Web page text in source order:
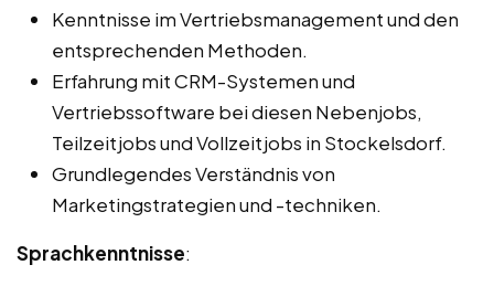
Kenntnisse im Vertriebsmanagement und den
entsprechenden Methoden.
Erfahrung mit CRM-Systemen und
Vertriebssoftware bei diesen Nebenjobs,
Teilzeitjobs und Vollzeitjobs in Stockelsdorf.
Grundlegendes Verständnis von
Marketingstrategien und -techniken.
Sprachkenntnisse: